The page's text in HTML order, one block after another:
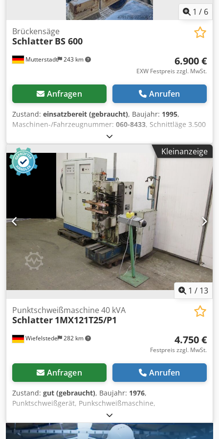
1 / 6
Mutterstadt 243 km
Brückensäge
Schlatter BS 600
6.900 €
EXW Festpreis zzgl. MwSt.
Anfragen Anrufen
Zustand: einsatzbereit (gebraucht), Baujahr: 1995,
Maschinen-/Fahrzeugnummer: 060-8433, Schnittläge 3.500
mm Dcodpozl Hhvjfx Adqok Supportfahrweg 3.800 mm
Brückenfahrweg 3.500 mm Höhenverstellung 400 mm
Trennscheibendurchmesser 625 mm Schnitttiefe max. 210
mm Hautantriebsmotor 12 kW 2 Drehzahlen 950 und 1.450
U/min Drehtisch Laser
Kleinanzeige
1 / 13
Wiefelstede 282 km
Punktschweißmaschine 40 kVA
Schlatter 1MX121T25/P1
4.750 €
Festpreis zzgl. MwSt.
Anfragen Anrufen
Zustand: gut (gebraucht), Baujahr: 1976,
Punktschweißgerät, Punkschweißmaschine,
Punktschweißanlage, Punktschweißzange,
Widerstandspunktschweißgerät, Schinghebel-
Punkschweißmaschine -Stationär -Bedienung per